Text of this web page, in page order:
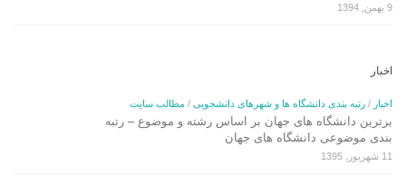
9 بهمن, 1394
اخبار
اخبار / رتبه بندی دانشگاه ها و شهرهای دانشجویی / مطالب سایت
برترین دانشگاه های جهان بر اساس رشته و موضوع – رتبه
بندی موضوعی دانشگاه های جهان
11 شهریور, 1395